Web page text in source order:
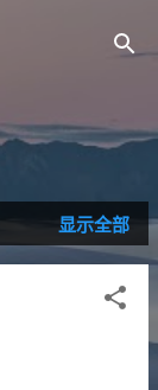
显示全部